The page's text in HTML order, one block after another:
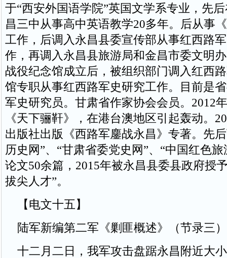
于“西安外国语学院”英国文学系专业，先
昌三中从事高中英语教学20多年。后从事
工作，后调入永昌县委宣传部从事红西路
作，再调入永昌县旅游局和金昌市委文明
战役纪念馆成立后，被组织部门调入红西
馆专职从事红西路军史研究工作。目前是
军史研究员。甘肃省作家协会会员。2012
《天下骊靬》，在港台澳地区引起轰动。
出版社出版《西路军鏖战永昌》专著。先
历史网”、“甘肃省委党史网”、“中国红色
论文50余篇，2015年被永昌县委县政府授
拔尖人才”。
【电文十五】
陆军新编第二军《剿匪概述》（节录三）
十二月二日，我军攻击盘踞永昌附近大